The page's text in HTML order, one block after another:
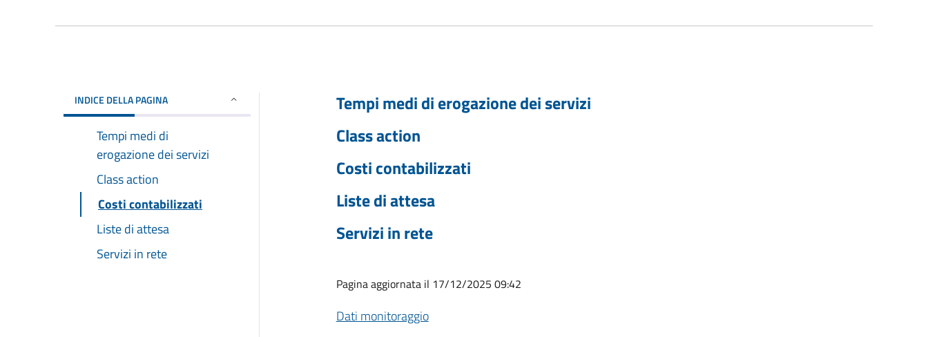
INDICE DELLA PAGINA
Tempi medi di
erogazione dei servizi
Class action
Costi contabilizzati
Liste di attesa
Servizi in rete
Tempi medi di erogazione dei servizi
Class action
Costi contabilizzati
Liste di attesa
Servizi in rete
Pagina aggiornata il 17/12/2025 09:42
Dati monitoraggio